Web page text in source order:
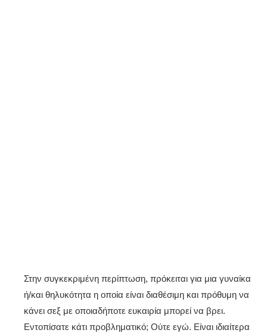
Στην συγκεκριμένη περίπτωση, πρόκειται για μια γυναίκα
ή/και θηλυκότητα η οποία είναι διαθέσιμη και πρόθυμη να
κάνει σεξ με οποιαδήποτε ευκαιρία μπορεί να βρει.
Εντοπίσατε κάτι προβληματικό; Ούτε εγώ. Είναι ιδιαίτερα